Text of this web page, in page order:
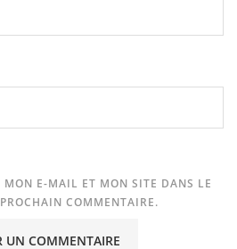
MON E-MAIL ET MON SITE DANS LE
COMMENTAIRE.